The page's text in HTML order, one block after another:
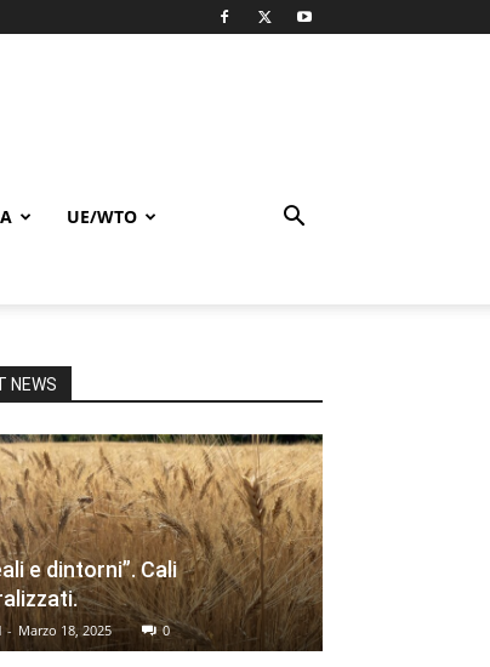
UE/WTO
NEWS
e dintorni”. Cali
- Marzo 18, 2025 0